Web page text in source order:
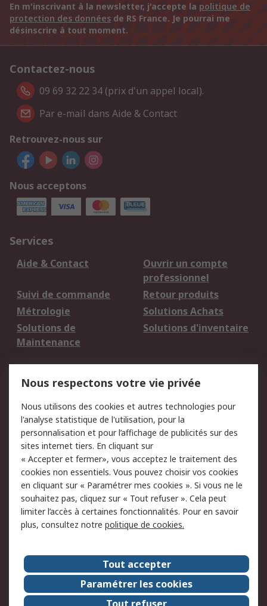
En m'inscrivant à la newsletter, j'accepte la politique de
protection des données de RS France. Je pourrai me
désinscrire à tout moment.
Contactez-nous
09 69 32 22 34 (prix d'un appel local).
Par e-mail dans Aide & Contact
Retrouvez-nous sur
Nous acceptons
Services
Aide & Contact
Ouvrir un compte
professionnel
Suivi de commande
Retour produits
Métrologie
Solutions Achats
Solutions de
Maintenance
Solutions d'inventaire
du site
Politique de protection
des données - Mise à
jour
Sécurité des E-mails
Conditions générales
de vente
Politique anti-
corruption
Campagnes marketing
A propos de RS
A propos de RS France
Evénements
Le groupe RS Group Plc
Presse
RS dans le monde
Démarche RSE
Nous respectons votre vie privée
Nous utilisons des cookies et autres technologies pour
l'analyse statistique de l'utilisation, pour la
personnalisation et pour l’affichage de publicités sur des
sites internet tiers. En cliquant sur
« Accepter et fermer», vous acceptez le traitement des
cookies non essentiels. Vous pouvez choisir vos cookies
en cliquant sur « Paramétrer mes cookies ». Si vous ne le
souhaitez pas, cliquez sur « Tout refuser ». Cela peut
limiter l’accès à certaines fonctionnalités. Pour en savoir
plus, consultez notre politique de cookies.
Tout accepter
Paramétrer les cookies